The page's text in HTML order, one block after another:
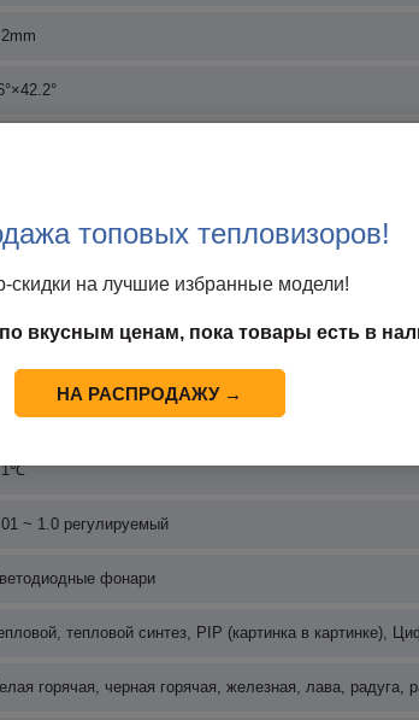
Пятно / Горячая точка / Холодная точка
、℉、K
~ 1.0 регулируемый
фонари
тепловой синтез, PIP (картинка в картинке),
горячая, черная горячая, железная, лава, радуга,
топовых тепловизоров!
скидки на лучшие избранные модели!
по вкусным ценам, пока товары есть в
НА РАСПРОДАЖУ →